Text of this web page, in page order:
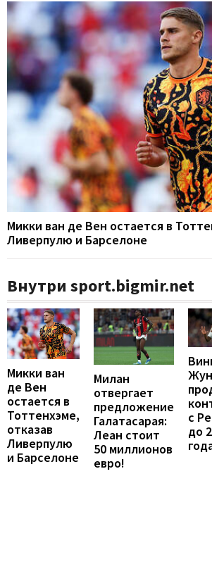
Микки ван де Вен остается в
Ливерпулю и Барселоне
Внутри sport.bigmir.net
Микки ван
де Вен
остается в
Тоттенхэме,
отказав
Ливерпулю
и Барселоне
Милан
отвергает
предложение
Галатасарая:
Леан стоит
50 миллионов
евро!
с
до